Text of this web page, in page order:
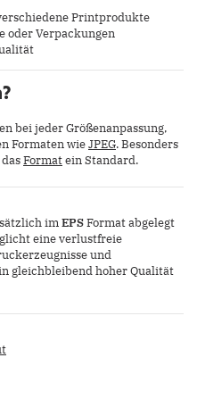
Printprodukte
oder Verpackungen
bei jeder Größenanpassung,
Formaten wieJPEG. Besonders
Formatein Standard.
imEPSFormat abgelegt
eine verlustfreie
und
gleichbleibend hoher Qualität